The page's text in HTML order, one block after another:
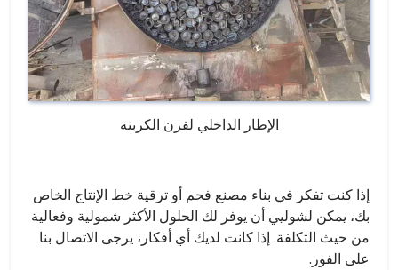
الإطار الداخلي لفرن الكربنة
إذا كنت تفكر في بناء مصنع فحم أو ترقية خط الإنتاج الخاص
بك، يمكن لشوليي أن يوفر لك الحلول الأكثر شمولية وفعالية
من حيث التكلفة. إذا كانت لديك أي أفكار، يرجى الاتصال بنا
على الفور.